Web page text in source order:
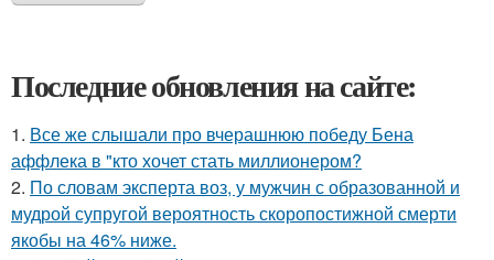
Последние обновления на сайте:
1. Все же слышали про вчерашнюю победу Бена
аффлека в "кто хочет стать миллионером?
2. По словам эксперта воз, у мужчин с образованной и
мудрой супругой вероятность скоропостижной смерти
якобы на 46% ниже.